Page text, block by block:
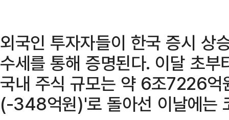
외국인 투자자들이 한국 증시 상
수세를 통해 증명된다. 이달 초
국내 주식 규모는 약 6조7226억
(-348억원)'로 돌아선 이날에는